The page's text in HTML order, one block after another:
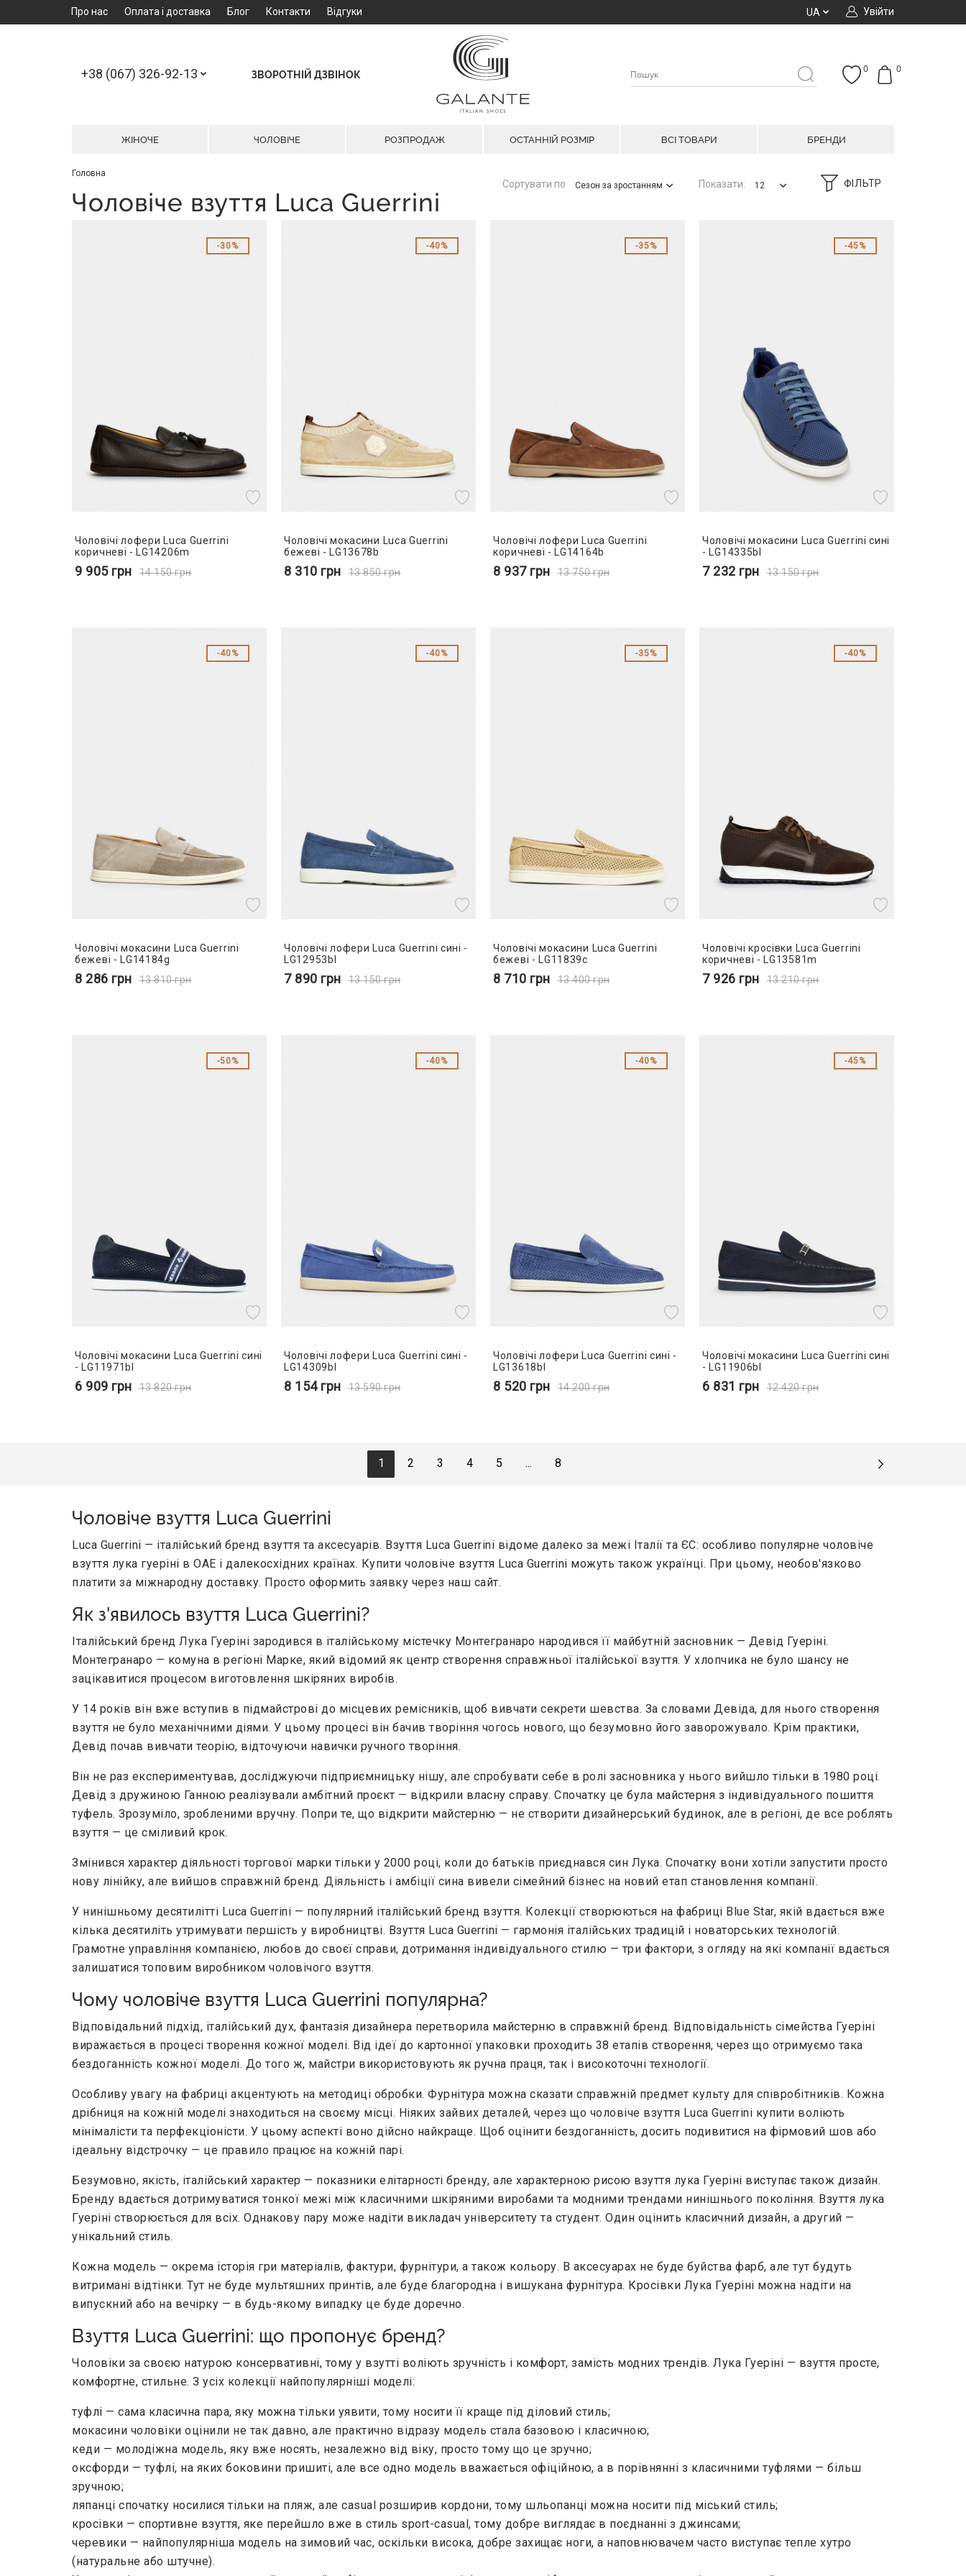
Про нас Оплата і доставка Блог Контакти Відгуки Увійти
UA
+38 (067) 326-92-13 ЗВОРОТНІЙ ДЗВІНОК
0
0
ЖІНОЧЕ ЧОЛОВІЧЕ РОЗПРОДАЖ ОСТАННІЙ РОЗМІР ВСІ ТОВАРИ БРЕНДИ
Головна
Чоловіче взуття Luca Guerrini
ФІЛЬТР
Сортувати по Сезон за зростанням Показати: 12
30%
Чоловічі лофери Luca Guerrini
коричневі - LG14206m
9 905 грн 14 150грн
40%
Чоловічі мокасини Luca Guerrini
бежеві - LG13678b
8 310 грн 13 850грн
35%
Чоловічі лофери Luca Guerrini
коричневі - LG14164b
8 937 грн 13 750грн
45%
Чоловічі мокасини Luca Guerrini сині
- LG14335bl
7 232 грн 13 150грн
40%
Чоловічі мокасини Luca Guerrini
бежеві - LG14184g
8 286 грн 13 810грн
40%
Чоловічі лофери Luca Guerrini сині -
LG12953bl
7 890 грн 13 150грн
35%
Чоловічі мокасини Luca Guerrini
бежеві - LG11839c
8 710 грн 13 400грн
40%
Чоловічі кросівки Luca Guerrini
коричневі - LG13581m
7 926 грн 13 210грн
50%
Чоловічі мокасини Luca Guerrini сині
- LG11971bl
6 909 грн 13 820грн
40%
Чоловічі лофери Luca Guerrini сині -
LG14309bl
8 154грн 13 590грн
40%
Чоловічі лофери Luca Guerrini сині -
LG13618bl
8 520 грн 14 200грн
45%
Чоловічі мокасини Luca Guerrini сині
- LG11906bl
6 831 грн 12 420грн
1 2 3 4 5 ... 8
Чоловіче взуття Luca Guerrini
Luca Guerrini — італійський бренд взуття та аксесуарів. Взуття Luca Guerrini відоме далеко за межі Італії та ЄС: особливо популярне чоловіче
взуття лука гуеріні в ОАЕ і далекосхідних країнах. Купити чоловіче взуття Luca Guerrini можуть також українці. При цьому, необов'язково
платити за міжнародну доставку. Просто оформить заявку через наш сайт.
Як з'явилось взуття Luca Guerrini?
Італійський бренд Лука Гуеріні зародився в італійському містечку Монтегранаро народився її майбутній засновник — Девід Гуеріні.
Монтегранаро — комуна в регіоні Марке, який відомий як центр створення справжньої італійської взуття. У хлопчика не було шансу не
зацікавитися процесом виготовлення шкіряних виробів.
У 14 років він вже вступив в підмайстрові до місцевих ремісників, щоб вивчати секрети шевства. За словами Девіда, для нього створення
взуття не було механічними діями. У цьому процесі він бачив творіння чогось нового, що безумовно його заворожувало. Крім практики,
Девід почав вивчати теорію, відточуючи навички ручного творіння.
Він не раз експериментував, досліджуючи підприємницьку нішу, але спробувати себе в ролі засновника у нього вийшло тільки в 1980 році.
Девід з дружиною Ганною реалізували амбітний проєкт — відкрили власну справу. Спочатку це була майстерня з індивідуального пошиття
туфель. Зрозуміло, зробленими вручну. Попри те, що відкрити майстерню — не створити дизайнерський будинок, але в регіоні, де все роблять
взуття — це сміливий крок.
Змінився характер діяльності торгової марки тільки у 2000 році, коли до батьків приєднався син Лука. Спочатку вони хотіли запустити просто
нову лінійку, але вийшов справжній бренд. Діяльність і амбіції сина вивели сімейний бізнес на новий етап становлення компанії.
У нинішньому десятилітті Luca Guerrini — популярний італійський бренд взуття. Колекції створюються на фабриці Blue Star, якій вдається вже
кілька десятиліть утримувати першість у виробництві. Взуття Luca Guerrini — гармонія італійських традицій і новаторських технологій.
Грамотне управління компанією, любов до своєї справи, дотримання індивідуального стилю — три фактори, з огляду на які компанії вдається
залишатися топовим виробником чоловічого взуття.
Чому чоловіче взуття Luca Guerrini популярна?
Відповідальний підхід, італійський дух, фантазія дизайнера перетворила майстерню в справжній бренд. Відповідальність сімейства Гуеріні
виражається в процесі творення кожної моделі. Від ідеї до картонної упаковки проходить 38 етапів створення, через що отримуємо така
бездоганність кожної моделі. До того ж, майстри використовують як ручна праця, так і високоточні технології.
Особливу увагу на фабриці акцентують на методиці обробки. Фурнітура можна сказати справжній предмет культу для співробітників. Кожна
дрібниця на кожній моделі знаходиться на своєму місці. Ніяких зайвих деталей, через що чоловіче взуття Luca Guerrini купити воліють
мінімалісти та перфекціоністи. У цьому аспекті воно дійсно найкраще. Щоб оцінити бездоганність, досить подивитися на фірмовий шов або
ідеальну відстрочку — це правило працює на кожній парі.
Безумовно, якість, італійський характер — показники елітарності бренду, але характерною рисою взуття лука Гуеріні виступає також дизайн.
Бренду вдається дотримуватися тонкої межі між класичними шкіряними виробами та модними трендами нинішнього покоління. Взуття лука
Гуеріні створюється для всіх. Однакову пару може надіти викладач університету та студент. Один оцінить класичний дизайн, а другий —
унікальний стиль.
Кожна модель — окрема історія гри матеріалів, фактури, фурнітури, а також кольору. В аксесуарах не буде буйства фарб, але тут будуть
витримані відтінки. Тут не буде мультяшних принтів, але буде благородна і вишукана фурнітура. Кросівки Лука Гуеріні можна надіти на
випускний або на вечірку — в будь-якому випадку це буде доречно.
Взуття Luca Guerrini: що пропонує бренд?
Чоловіки за своєю натурою консервативні, тому у взутті воліють зручність і комфорт, замість модних трендів. Лука Гуеріні — взуття просте,
комфортне, стильне. З усіх колекції найпопулярніші моделі:
туфлі — сама класична пара, яку можна тільки уявити, тому носити її краще під діловий стиль;
мокасини чоловіки оцінили не так давно, але практично відразу модель стала базовою і класичною;
кеди — молодіжна модель, яку вже носять, незалежно від віку, просто тому що це зручно;
оксфорди — туфлі, на яких боковини пришиті, але все одно модель вважається офіційною, а в порівнянні з класичними туфлями — більш
зручною;
ляпанці спочатку носилися тільки на пляж, але casual розширив кордони, тому шльопанці можна носити під міський стиль;
кросівки — спортивне взуття, яке перейшло вже в стиль sport-casual, тому добре виглядає в поєднанні з джинсами;
черевики — найпопулярніша модель на зимовий час, оскільки висока, добре захищає ноги, а наповнювачем часто виступає тепле хутро
(натуральне або штучне).